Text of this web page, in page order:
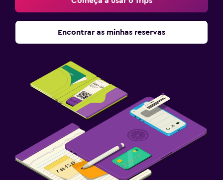
Encontrar as minhas reservas